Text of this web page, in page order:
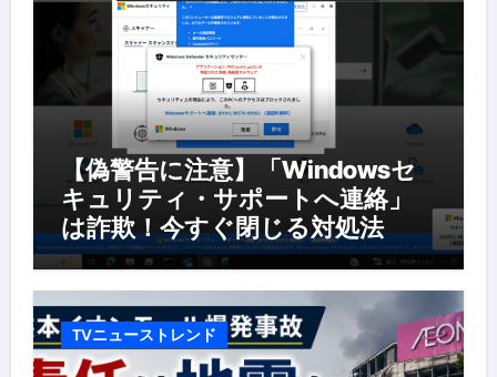
【偽警告に注意】「Windowsセ
キュリティ・サポートへ連絡」
は詐欺！今すぐ閉じる対処法
TVニューストレンド